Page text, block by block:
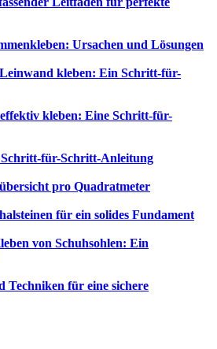
Ursachen und Lösungen
kleben: Ein Schritt-für-
kleben: Eine Schritt-für-
für-Schritt-Anleitung
pro Quadratmeter
für ein solides Fundament
von Schuhsohlen: Ein
Techniken für eine sichere